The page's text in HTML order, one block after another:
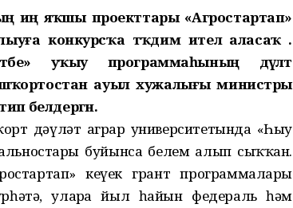
иң яҡшы проекттары «Агростартап»
конкурсҡа тәҡдим ителә аласаҡ .
уҡыу программаһының дәүләт
ауыл хужалығы министры
белдергән.
дәүләт аграр университетында «Һыу
буйынса белем алып сыҡҡан.
кеүек грант программалары
уларға йыл һайын федераль һәм